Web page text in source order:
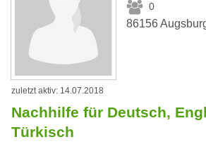
0
86156
zuletzt aktiv: 14.07.2018
Nachhilfe für Deutsch,
Türkisch